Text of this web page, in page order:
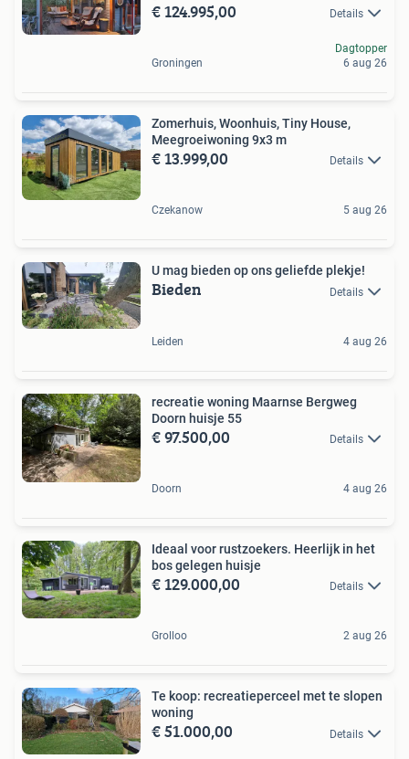
€ 124.995,00 Details
Groningen
Dagtopper
6 aug 26
Zomerhuis, Woonhuis, Tiny House,
Meegroeiwoning 9x3 m
€ 13.999,00 Details
Czekanow 5 aug 26
U mag bieden op ons geliefde plekje!
Bieden Details
Leiden 4 aug 26
recreatie woning Maarnse Bergweg
Doorn huisje 55
€ 97.500,00 Details
Doorn 4 aug 26
Ideaal voor rustzoekers. Heerlijk in het
bos gelegen huisje
€ 129.000,00 Details
Grolloo 2 aug 26
Te koop: recreatieperceel met te slopen
woning
€ 51.000,00 Details